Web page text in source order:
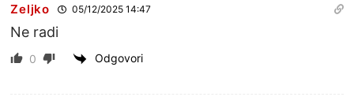
Zeljko 05/12/2025 14:47
Ne radi
0 Odgovori